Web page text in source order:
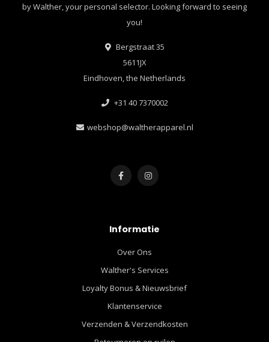
by Walther, your personal selector. Looking forward to seeing
you!
Bergstraat 35
5611JX
Eindhoven, the Netherlands
+31 40 7370002
webshop@waltherapparel.nl
Informatie
Over Ons
Walther's Services
Loyalty Bonus & Nieuwsbrief
Klantenservice
Verzenden & Verzendkosten